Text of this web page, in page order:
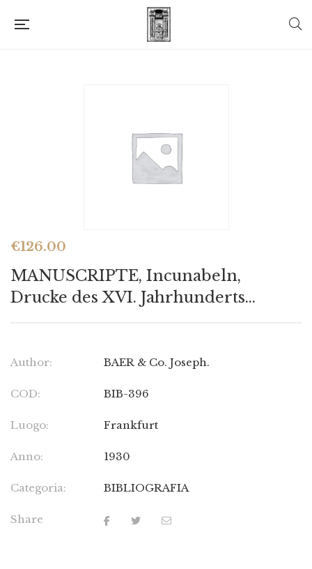
€126.00
MANUSCRIPTE, Incunabeln,
Drucke des XVI. Jahrhunderts…
Author: BAER & Co. Joseph.
COD: BIB-396
Luogo: Frankfurt
Anno: 1930
Categoria: BIBLIOGRAFIA
Share